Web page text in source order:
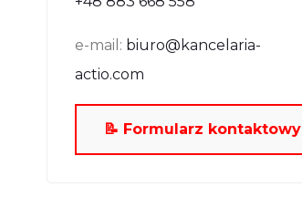
e-mail: biuro@kancelaria-
actio.com
📝 Formularz kontaktowy